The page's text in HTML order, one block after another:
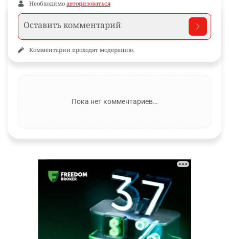
Необходимо авторизоваться
Комментарии проходят модерацию.
Пока нет комментариев…